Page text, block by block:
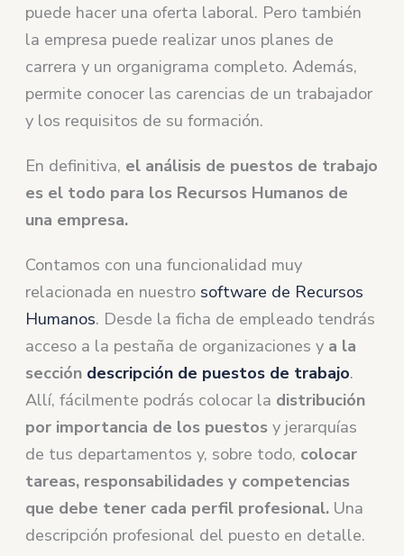
puede hacer una oferta laboral. Pero también
la empresa puede realizar unos planes de
carrera y un organigrama completo. Además,
permite conocer las carencias de un trabajador
y los requisitos de su formación.
En definitiva, el análisis de puestos de trabajo
es el todo para los Recursos Humanos de
una empresa.
Contamos con una funcionalidad muy
relacionada en nuestro software de Recursos
Humanos. Desde la ficha de empleado tendrás
acceso a la pestaña de organizaciones y a la
sección descripción de puestos de trabajo.
Allí, fácilmente podrás colocar la distribución
por importancia de los puestosy jerarquías
de tus departamentos y, sobre todo, colocar
tareas, responsabilidades y competencias
que debe tener cada perfil profesional. Una
descripción profesional del puesto en detalle.